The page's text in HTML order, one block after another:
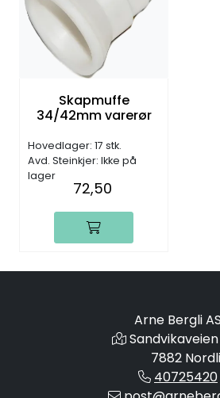
Skapmuffe
34/42mm varerør
Hovedlager: 17 stk.
Avd. Steinkjer: Ikke på
lager
72,50
Arne Bergli AS
7882 Nordli
40725420